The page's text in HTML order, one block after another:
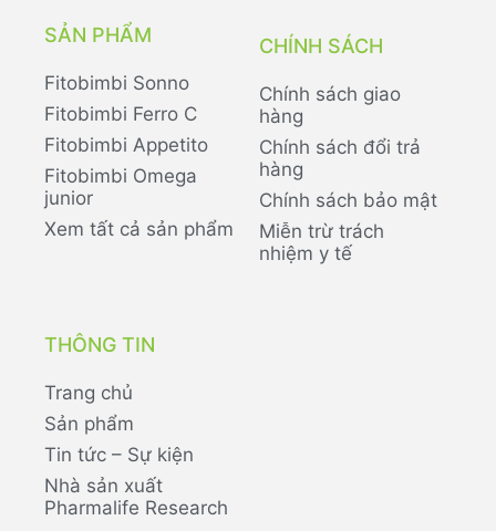
SẢN PHẨM
Fitobimbi Sonno
Fitobimbi Ferro C
Fitobimbi Appetito
Fitobimbi Omega
junior
Xem tất cả sản phẩm
CHÍNH SÁCH
Chính sách giao
hàng
Chính sách đổi trả
hàng
Chính sách bảo mật
Miễn trừ trách
nhiệm y tế
THÔNG TIN
Trang chủ
Sản phẩm
Tin tức – Sự kiện
Nhà sản xuất
Pharmalife Research